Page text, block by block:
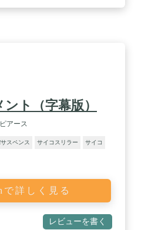
ント（字幕版）
アース
サスペンス サイコスリラー サイコ
詳しく見る
レビューを書く